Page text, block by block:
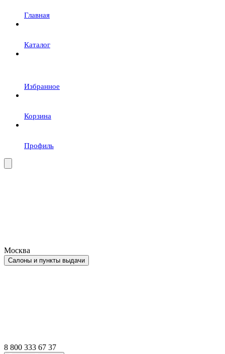
Главная
Каталог
Избранное
Корзина
Профиль
Москва
Салоны и пункты выдачи
8 800 333 67 37